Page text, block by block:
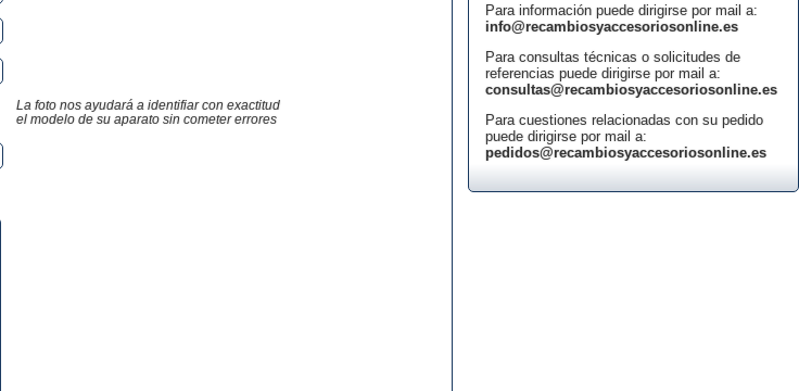
La foto nos ayudará a identifiar con exactitud
el modelo de su aparato sin cometer errores
Para información puede dirigirse por mail a:
info@recambiosyaccesoriosonline.es
Para consultas técnicas o solicitudes de
referencias puede dirigirse por mail a:
consultas@recambiosyaccesoriosonline.es
Para cuestiones relacionadas con su pedido
puede dirigirse por mail a:
pedidos@recambiosyaccesoriosonline.es